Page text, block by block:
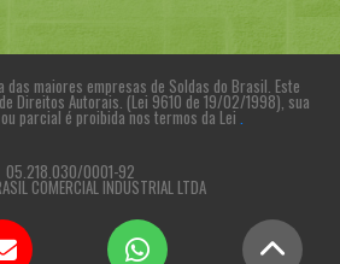
maiores empresas de Soldas do Brasil. Este
Direitos Autorais. (Lei 9610 de 19/02/1998), sua
parcial é proibida nos termos da Lei .
05.218.030/0001-92
COMERCIAL INDUSTRIAL LTDA